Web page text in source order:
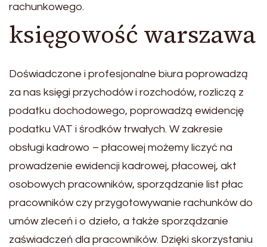
rachunkowego.
księgowość warszawa
Doświadczone i profesjonalne biura poprowadzą
za nas księgi przychodów i rozchodów, rozliczą z
podatku dochodowego, poprowadzą ewidencję
podatku VAT i środków trwałych. W zakresie
obsługi kadrowo – płacowej możemy liczyć na
prowadzenie ewidencji kadrowej, płacowej, akt
osobowych pracowników, sporządzanie list płac
pracowników czy przygotowywanie rachunków do
umów zleceń i o dzieło, a także sporządzanie
zaświadczeń dla pracowników. Dzięki skorzystaniu